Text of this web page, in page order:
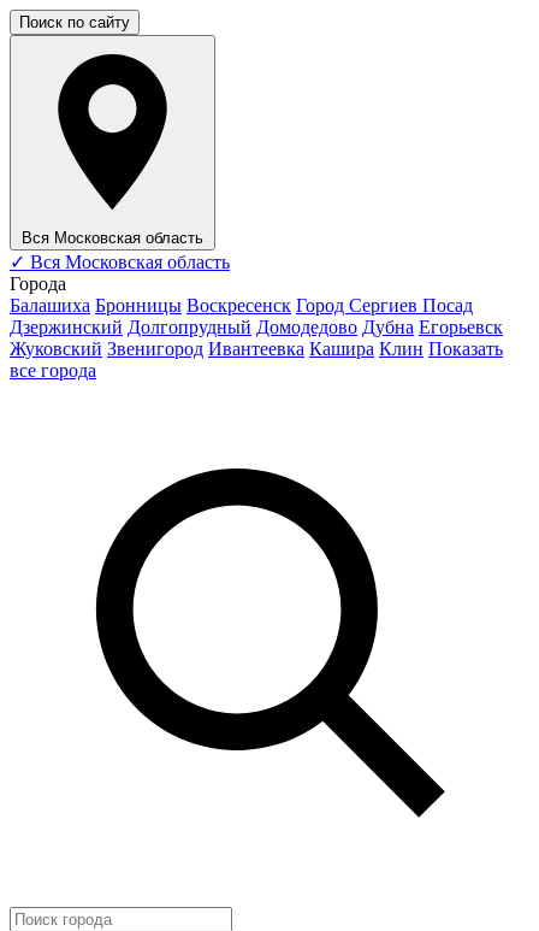
Поиск по сайту
Вся Московская область
✓ Вся Московская область
Города
Балашиха Бронницы Воскресенск Город Сергиев Посад
Дзержинский Долгопрудный Домодедово Дубна Егорьевск
Жуковский Звенигород Ивантеевка Кашира Клин Показать
все города